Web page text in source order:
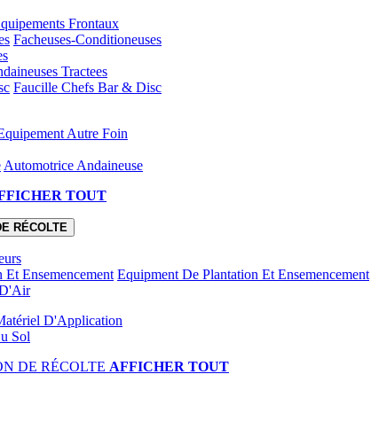
Frontaux
Facheuses-Conditioneuses
Tractees
Faucille Chefs Bar & Disc
Autre Foin
Automotrice Andaineuse
TOUT
RÉCOLTE
Ensemencement Equipment De Plantation Et Ensemencement
D'Application
Sol
DE RÉCOLTE AFFICHER TOUT